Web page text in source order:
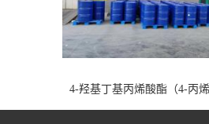
4-羟基丁基丙烯酸酯（4-丙烯